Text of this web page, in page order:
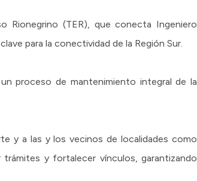
Rionegrino (TER), que conecta Ingeniero
para la conectividad de la Región Sur.
proceso de mantenimiento integral de la
y a las y los vecinos de localidades como
trámites y fortalecer vínculos, garantizando